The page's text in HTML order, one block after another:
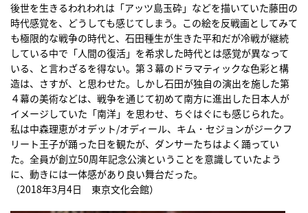
後世を生きるわれわれは「アッツ島玉砕」などを描いていた藤田の
時代感覚を、どうしても感じてしまう。この絵を反戦画としてみて
も極限的な戦争の時代と、石田種生が生きた平和だが冷戦が継続
している中で「人間の復活」を希求した時代とは感覚が異なって
いる、と言わざるを得ない。第３幕のドラマティックな色彩と構
造は、さすが、と思わせた。しかし石田が独自の演出を施した第
４幕の美術などは、戦争を通じて初めて南方に進出した日本人が
イメージしていた「南洋」を思わせ、ちぐはぐにも感じられた。
私は中森理恵がオデット/オディール、キム・セジョンがジークフ
リート王子が踊った日を観たが、ダンサーたちはよく踊ってい
た。全員が創立50周年記念公演ということを意識していたよう
に、動きには一体感があり良い舞台だった。
（2018年3月4日 東京文化会館）